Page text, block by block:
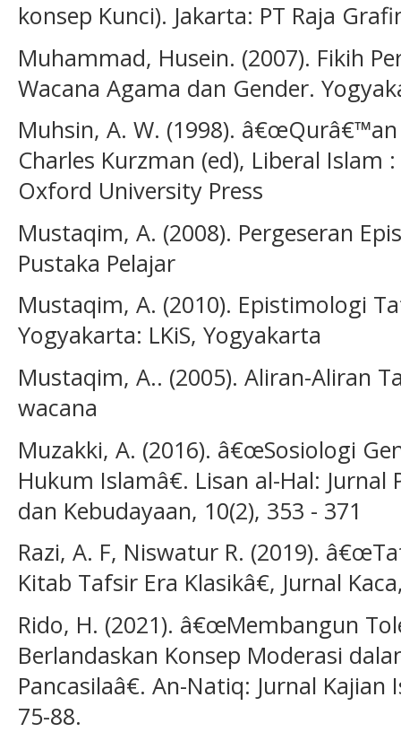
konsep Kunci). Jakarta: PT Raja
Muhammad, Husein. (2007). Fikih
Wacana Agama dan Gender.
Muhsin, A. W. (1998).
Charles Kurzman (ed), Liberal Islam
Oxford University Press
Mustaqim, A. (2008). Pergeseran
Pustaka Pelajar
Mustaqim, A. (2010). Epistimologi
Yogyakarta: LKiS, Yogyakarta
Mustaqim, A.. (2005). Aliran-Aliran
wacana
Muzakki, A. (2016). â€œSosiologi
Hukum Islamâ€. Lisan al-Hal: Jurnal
dan Kebudayaan, 10(2), 353 - 371
Razi, A. F, Niswatur R. (2019).
Kitab Tafsir Era Klasikâ€, Jurnal
Rido, H. (2021). â€œMembangun
Berlandaskan Konsep Moderasi
Pancasilaâ€. An-Natiq: Jurnal
75-88.